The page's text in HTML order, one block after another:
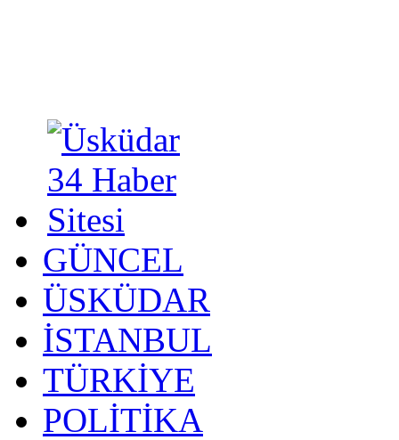
GÜNCEL
ÜSKÜDAR
İSTANBUL
TÜRKİYE
POLİTİKA